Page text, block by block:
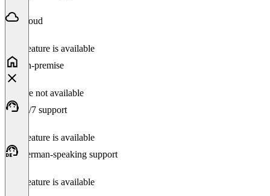
Cloud
This feature is available
On-premise
Feature not available
24/7 support
This feature is available
German-speaking support
This feature is available